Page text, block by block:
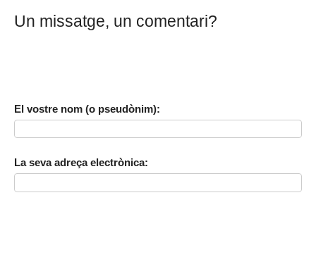
Un missatge, un comentari?
El vostre nom (o pseudònim):
La seva adreça electrònica: